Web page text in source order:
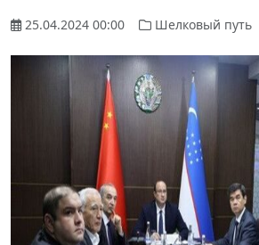
25.04.2024 00:00 Шелковый путь